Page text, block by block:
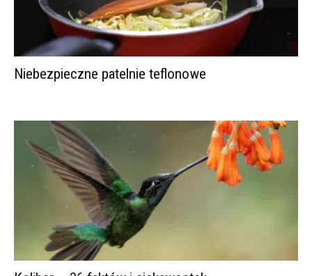
Niebezpieczne patelnie teflonowe